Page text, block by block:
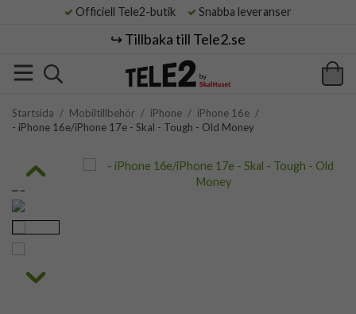
Officiell Tele2-butik Snabba leveranser
↪️ Tillbaka till Tele2.se
Startsida / Mobiltillbehör / iPhone / iPhone 16e /
- iPhone 16e/iPhone 17e - Skal - Tough - Old Money